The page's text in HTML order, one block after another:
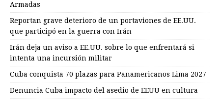
Armadas
Reportan grave deterioro de un portaviones de EE.UU.
que participó en la guerra con Irán
Irán deja un aviso a EE.UU. sobre lo que enfrentará si
intenta una incursión militar
Cuba conquista 70 plazas para Panamericanos Lima 2027
Denuncia Cuba impacto del asedio de EEUU en cultura